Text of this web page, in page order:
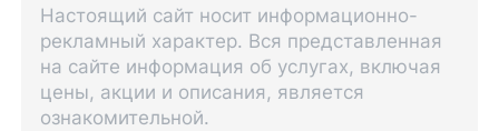
Настоящий сайт носит информационно-
рекламный характер. Вся представленная
на сайте информация об услугах, включая
цены, акции и описания, является
ознакомительной.